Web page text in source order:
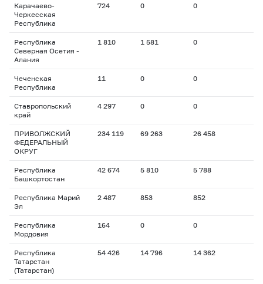
Карачаево-
Черкесская
Республика
724 0 0
Республика
Северная Осетия -
Алания
1 810 1 581 0
Чеченская
Республика
11 0 0
Ставропольский
край
4 297 0 0
ПРИВОЛЖСКИЙ
ФЕДЕРАЛЬНЫЙ
ОКРУГ
234 119 69 263 26 458
Республика
Башкортостан
42 674 5 810 5 788
Республика Марий
Эл
2 487 853 852
Республика
Мордовия
164 0 0
Республика
Татарстан
(Татарстан)
54 426 14 796 14 362